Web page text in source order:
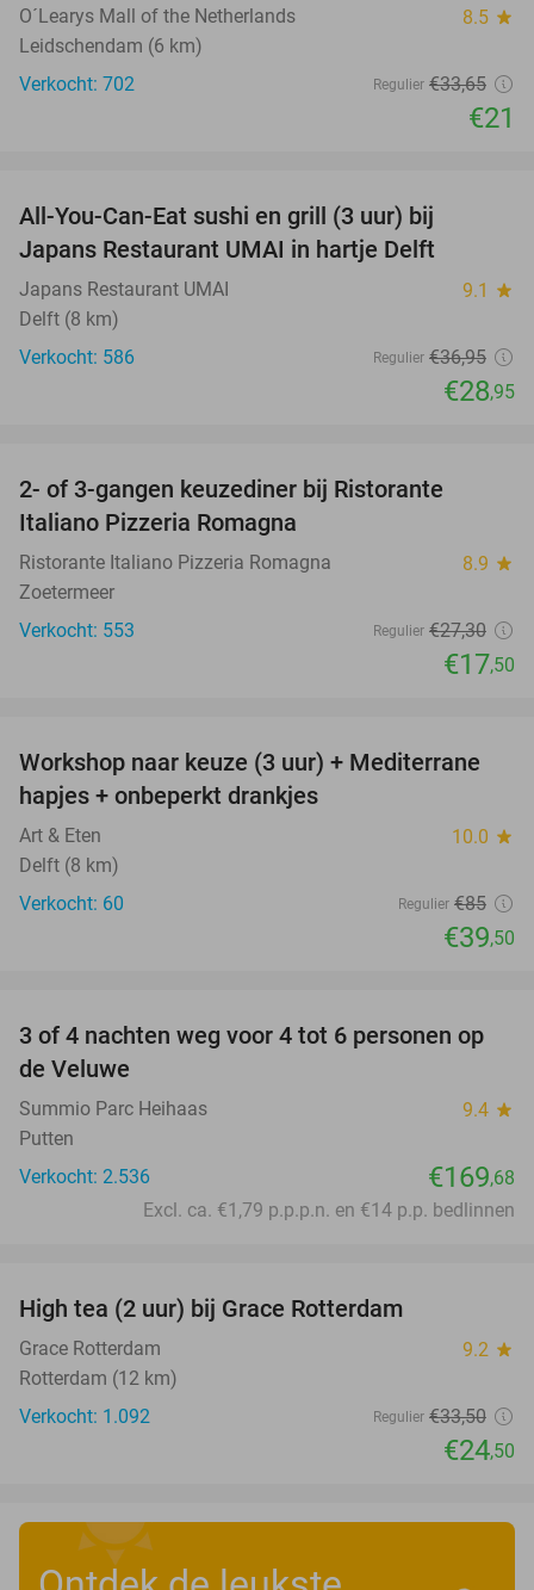
O´Learys Mall of the Netherlands 8.5 star
Leidschendam (6 km)
Verkocht: 702
Regulier €33,65
€21
All-You-Can-Eat sushi en grill (3 uur) bij
Japans Restaurant UMAI in hartje Delft
Japans Restaurant UMAI 9.1 star
Delft (8 km)
Verkocht: 586
Regulier €36,95
€28,95
2- of 3-gangen keuzediner bij Ristorante
Italiano Pizzeria Romagna
Ristorante Italiano Pizzeria Romagna 8.9 star
Zoetermeer
Verkocht: 553
Regulier €27,30
€17,50
54%
Workshop naar keuze (3 uur) + Mediterrane
hapjes + onbeperkt drankjes
Art & Eten 10.0 star
Delft (8 km)
Verkocht: 60
Regulier €85
€39,50
3 of 4 nachten weg voor 4 tot 6 personen op
de Veluwe
Summio Parc Heihaas 9.4 star
Putten
Verkocht: 2.536
€169,68
Excl. ca. €1,79 p.p.p.n. en €14 p.p. bedlinnen
High tea (2 uur) bij Grace Rotterdam
Grace Rotterdam 9.2 star
Rotterdam (12 km)
Verkocht: 1.092
Regulier €33,50
€24,50